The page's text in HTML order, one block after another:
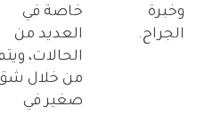
وخبرة
الجراح.
خاصة في
العديد من
الحالات،
من خلال
صغير في